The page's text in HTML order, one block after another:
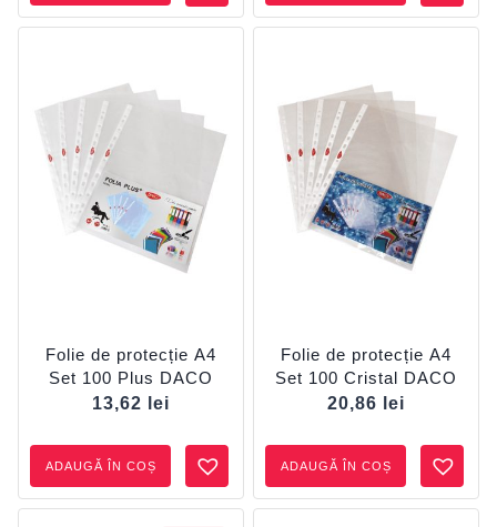
Folie de protecție A4
Set 100 Plus DACO
13,62
lei
ADAUGĂ ÎN COȘ
Folie de protecție A4
Set 100 Cristal DACO
20,86
lei
ADAUGĂ ÎN COȘ